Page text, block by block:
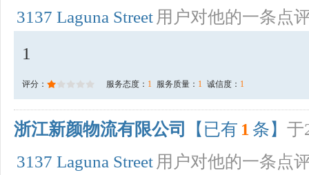
3137 Laguna Street 用户对他的一条点
1
评分： 服务态度： 1 服务质量： 1 诚信度： 1
浙江新颜物流有限公司 【已有 1 条】 于
3137 Laguna Street 用户对他的一条点